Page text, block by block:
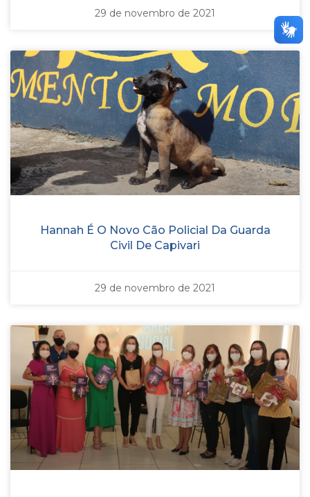
29 de novembro de 2021
Hannah É O Novo Cão Policial Da Guarda
Civil De Capivari
29 de novembro de 2021